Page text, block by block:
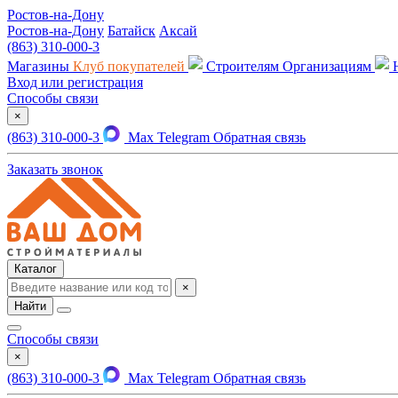
Ростов-на-Дону
Ростов-на-Дону Батайск Аксай
(863) 310-000-3
Магазины Клуб покупателей Строителям Организациям
Вход или регистрация
Способы связи
×
(863) 310-000-3 Max Telegram Обратная связь
Заказать звонок
Каталог
×
Найти
Способы связи
×
(863) 310-000-3 Max Telegram Обратная связь